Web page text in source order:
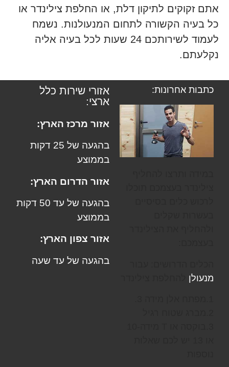
אתם זקוקים לתיקון דלת, או החלפת צילינדר או
כל בעיה הקשורה לתחום המנעולנות. נשמח
לעמוד לשירותכם 24 שעות לכל בעיה אליה
נקלעתם.
כתבות אחרונות:
מנעולן
אזורי שירות כלל
ארצי:
אזור מרכז הארץ:
בהגעה של 25 דקות
בממוצע
אזור הדרום הארץ:
בהגעה של עד 50 דקות
בממוצע
אזור צפון הארץ:
בהגעה של עד שעה